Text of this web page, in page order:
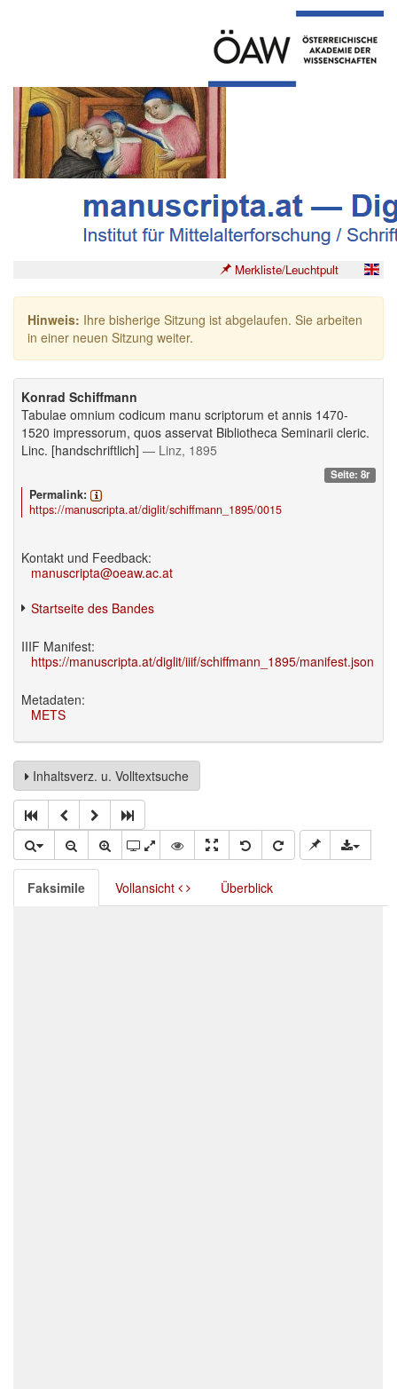
Merkliste/Leuchtpult
Hinweis: Ihre bisherige Sitzung ist abgelaufen. Sie arbeiten
in einer neuen Sitzung weiter.
Konrad Schiffmann
Tabulae omnium codicum manu scriptorum et annis 1470-
1520 impressorum, quos asservat Bibliotheca Seminarii cleric.
Linc. [handschriftlich] — Linz, 1895
Seite: 8r
Permalink:
https://manuscripta.at/diglit/schiffmann_1895/0015
Kontakt und Feedback:
manuscripta@oeaw.ac.at
Startseite des Bandes
IIIF Manifest:
https://manuscripta.at/diglit/iiif/schiffmann_1895/manifest.json
Metadaten:
METS
Inhaltsverz. u. Volltextsuche
Faksimile Vollansicht Überblick